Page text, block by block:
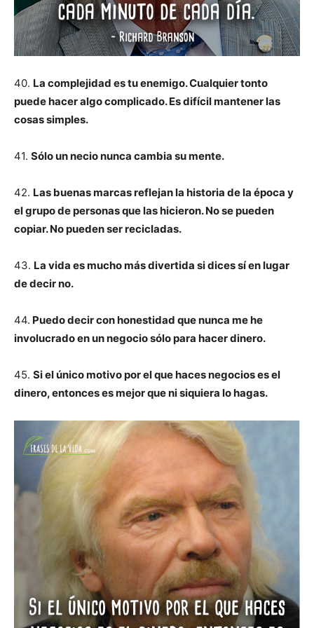
40. La complejidad es tu enemigo. Cualquier tonto
puede hacer algo complicado. Es difícil mantener las
cosas simples.
41. Sólo un necio nunca cambia su mente.
42. Las buenas marcas reflejan la historia de la época y
el grupo de personas que las hicieron. No se pueden
copiar. No pueden ser recicladas.
43. La vida es mucho más divertida si dices sí en lugar
de decir no.
44. Puedo decir con honestidad que nunca me he
involucrado en un negocio sólo para hacer dinero.
45. Si el único motivo por el que haces negocios es el
dinero, entonces es mejor que ni siquiera lo hagas.